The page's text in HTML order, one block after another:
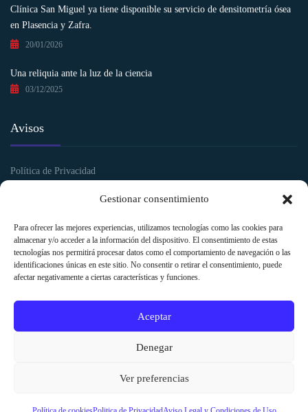
Gestionar consentimiento
Para ofrecer las mejores experiencias, utilizamos tecnologías como las cookies para
almacenar y/o acceder a la información del dispositivo. El consentimiento de estas
tecnologías nos permitirá procesar datos como el comportamiento de navegación o las
identificaciones únicas en este sitio. No consentir o retirar el consentimiento, puede
afectar negativamente a ciertas características y funciones.
Aceptar
Denegar
Ver preferencias
Clínica San Miguel ya tiene disponible su servicio de densitometría ósea
en Plasencia y Zafra.
20/01/2026
Una reliquia ante la luz de la ciencia
03/12/2025
Avisos
Política de Privacidad